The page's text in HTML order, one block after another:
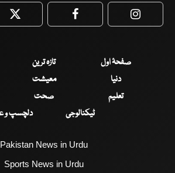
Twitter Facebook
صفحۂ اول تازہ ترین
دنیا
معیشت
تعلیم
صحت
ٹیکنالوجی
دلچسپ و
Pakistan News in Urdu
Sports News in Urdu